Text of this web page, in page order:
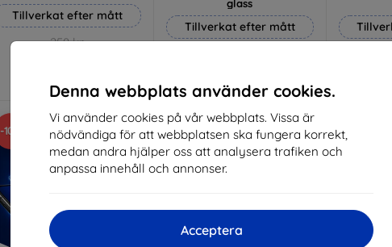
Denna webbplats använder cookies.
Vi använder cookies på vår webbplats. Vissa är
nödvändiga för att webbplatsen ska fungera korrekt,
medan andra hjälper oss att analysera trafiken och
anpassa innehåll och annonser.
Acceptera
Tillverkat efter mått
258 kr
I lager 3 st
glass
Tillverkat efter mått
I lager > 5 st I
-10%